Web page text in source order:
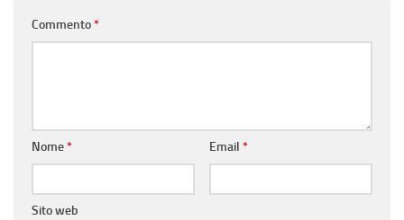
Commento*
Nome* Email *
Sito web